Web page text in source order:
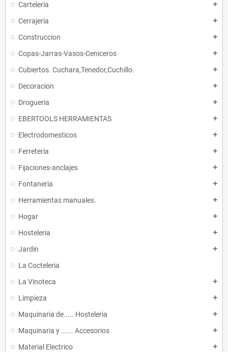
Carteleria add
Cerrajeria add
Construccion add
Copas-Jarras-Vasos-Ceniceros add
Cubiertos. Cuchara,Tenedor,Cuchillo. add
Decoracion add
Drogueria add
EBERTOOLS HERRAMIENTAS add
Electrodomesticos add
Ferreteria add
Fijaciones-anclajes add
Fontaneria add
Herramientas manuales. add
Hogar add
Hosteleria add
Jardin add
La Cocteleria
La Vinoteca
add
Limpieza add
Maquinaria de..... Hosteleria add
Maquinaria y ...... Accesorios add
Material Electrico add